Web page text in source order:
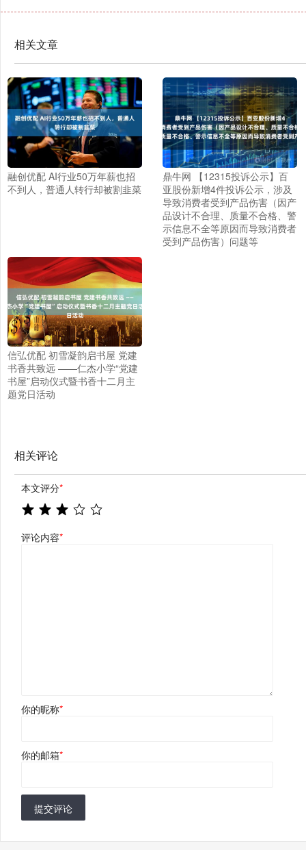
相关文章
融创优配 AI行业50万年薪也招
不到人，普通人转行却被割韭菜
鼎牛网 【12315投诉公示】百
亚股份新增4件投诉公示，涉及
导致消费者受到产品伤害（因产
品设计不合理、质量不合格、警
示信息不全等原因而导致消费者
受到产品伤害）问题等
信弘优配 初雪凝韵启书屋 党建
书香共致远 ——仁杰小学“党建
书屋”启动仪式暨书香十二月主
题党日活动
相关评论
本文评分*
评论内容*
你的昵称*
你的邮箱*
提交评论